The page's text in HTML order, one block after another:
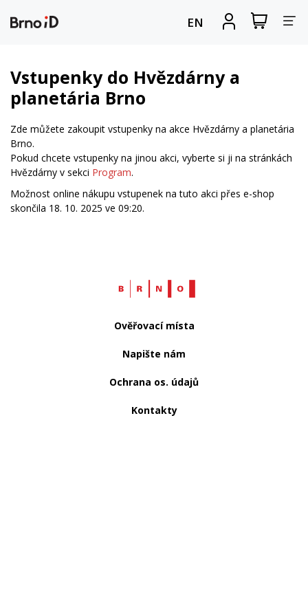
EN
Zobrazit
nákupní
Vstupenky do Hvězdárny a
planetária Brno
Zde můžete zakoupit vstupenky na akce Hvězdárny a planetária
Brno.
Pokud chcete vstupenky na jinou akci, vyberte si ji na stránkách
Hvězdárny v sekci Program.
Možnost online nákupu vstupenek na tuto akci přes e-shop
skončila 18. 10. 2025 ve 09:20.
Web
Ověřovací místa
Napište nám
Ochrana os. údajů
Kontakty